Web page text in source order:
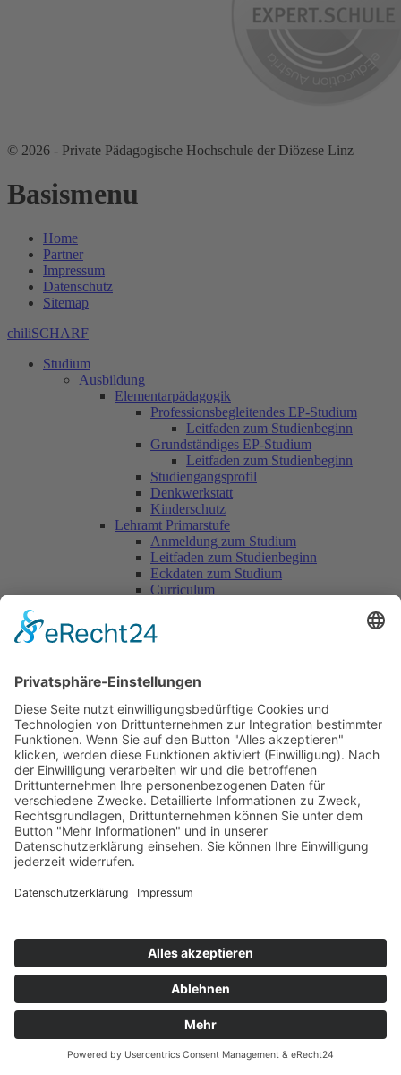
© 2026 - Private Pädagogische Hochschule der Diözese Linz
Basismenu
Home
Partner
Impressum
Datenschutz
Sitemap
chiliSCHARF
Studium
Ausbildung
Elementarpädagogik
Professionsbegleitendes EP-Studium
Leitfaden zum Studienbeginn
Grundständiges EP-Studium
Leitfaden zum Studienbeginn
Studiengangsprofil
Denkwerkstatt
Kinderschutz
Lehramt Primarstufe
Anmeldung zum Studium
Leitfaden zum Studienbeginn
Eckdaten zum Studium
Curriculum
Bachelor Primarstufe
Master Primarstufe
Eckdaten zum Studium
Curricula
Fächer & Kombinationen
Lehrveranstaltungen
Leitfaden zum Studienbeginn
Anerkennungen
Lehramt Religion
Studienrichtungen
Unsere Lehrenden
Pädagogisch Praktische Studien
PPS Primarstufe
Konzepte und Formulare
Anmeldung zum Studium
Seminare 26/27
Seminare 25/26
Infoletter
Anmeldezeiten
Induktionsphase